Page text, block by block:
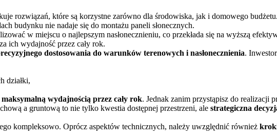
rozwiązań, które są korzystne zarówno dla środowiska, jak i domowego budżetu.
budynku nie nadaje się do montażu paneli słonecznych.
w miejscu o najlepszym nasłonecznieniu, co przekłada się na wyższą
ich wydajność przez cały rok.
dostosowania do warunków terenowych i nasłonecznienia.
działki,
wydajnością przez cały rok. Jednak zanim przystąpisz do realizacji
a gruntową to nie tylko kwestia dostępnej przestrzeni, ale strategiczna
kompleksowo. Oprócz aspektów technicznych, należy uwzględnić również